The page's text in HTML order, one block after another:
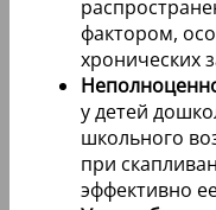
фактором,
хронических
у детей
школьного
при
эффективно